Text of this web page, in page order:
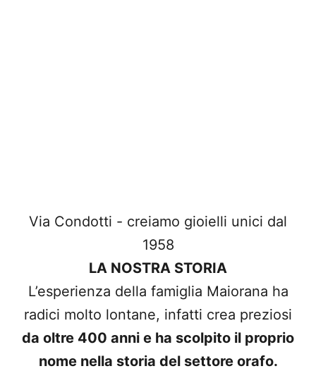
Via Condotti - creiamo gioielli unici dal
1958
LA NOSTRA STORIA
L’esperienza della famiglia Maiorana ha
radici molto lontane, infatti crea preziosi
da oltre 400 anni e ha scolpito il proprio
nome nella storia del settore orafo.